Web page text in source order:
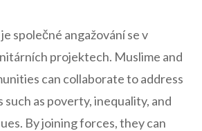
společné angažování se v
projektech. Muslime ⁢and
can collaborate to address
such ​as poverty, inequality, ⁣and
By joining forces, they can‍